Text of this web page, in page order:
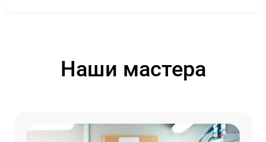
Наши мастера